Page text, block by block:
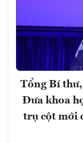
Tổng Bí
Đưa khoa
trụ cột mới